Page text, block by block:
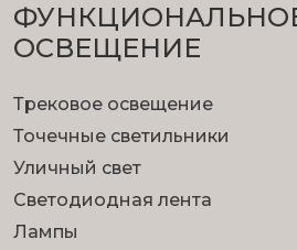
ОСВЕЩЕНИЕ
Трековое освещение
Точечные светильники
Уличный свет
Светодиодная лента
Лампы